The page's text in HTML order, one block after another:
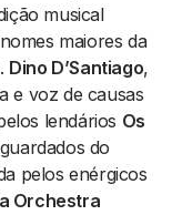
musical
maiores da
Dino D’Santiago,
e voz de causas
lendários Os
do
pelos enérgicos
Orchestra